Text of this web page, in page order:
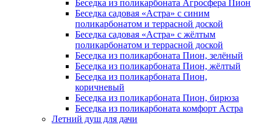
Беседка из поликарбоната Агросфера Пион
Беседка садовая «Астра» с синим
поликарбонатом и террасной доской
Беседка садовая «Астра» с жёлтым
поликарбонатом и террасной доской
Беседка из поликарбоната Пион, зелёный
Беседка из поликарбоната Пион, жёлтый
Беседка из поликарбоната Пион,
коричневый
Беседка из поликарбоната Пион, бирюза
Беседка из поликарбоната комфорт Астра
Летний душ для дачи